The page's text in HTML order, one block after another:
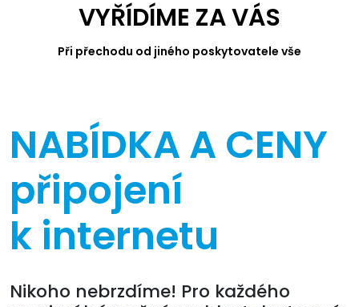
VYŘÍDÍME ZA VÁS
Při přechodu od jiného poskytovatele vše
NABÍDKA A CENY
připojení
k internetu
Nikoho nebrzdíme! Pro každého